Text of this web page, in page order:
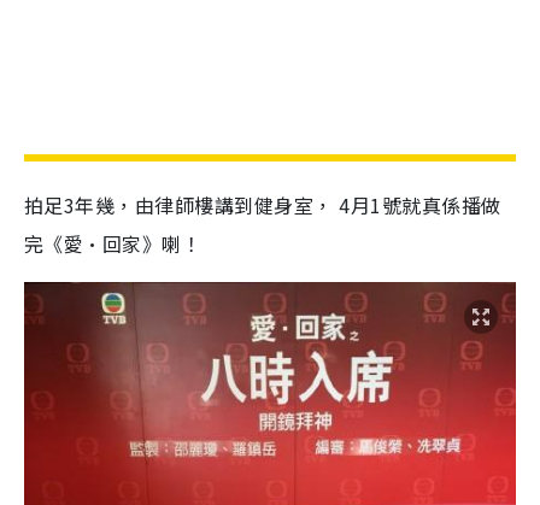
拍足3年幾，由律師樓講到健身室， 4月1號就真係播做
完《愛•回家》喇！